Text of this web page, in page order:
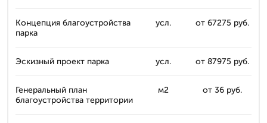
Концепция благоустройства
парка
усл. от 67275 руб.
Эскизный проект парка усл. от 87975 руб.
Генеральный план
благоустройства территории
м2 от 36 руб.